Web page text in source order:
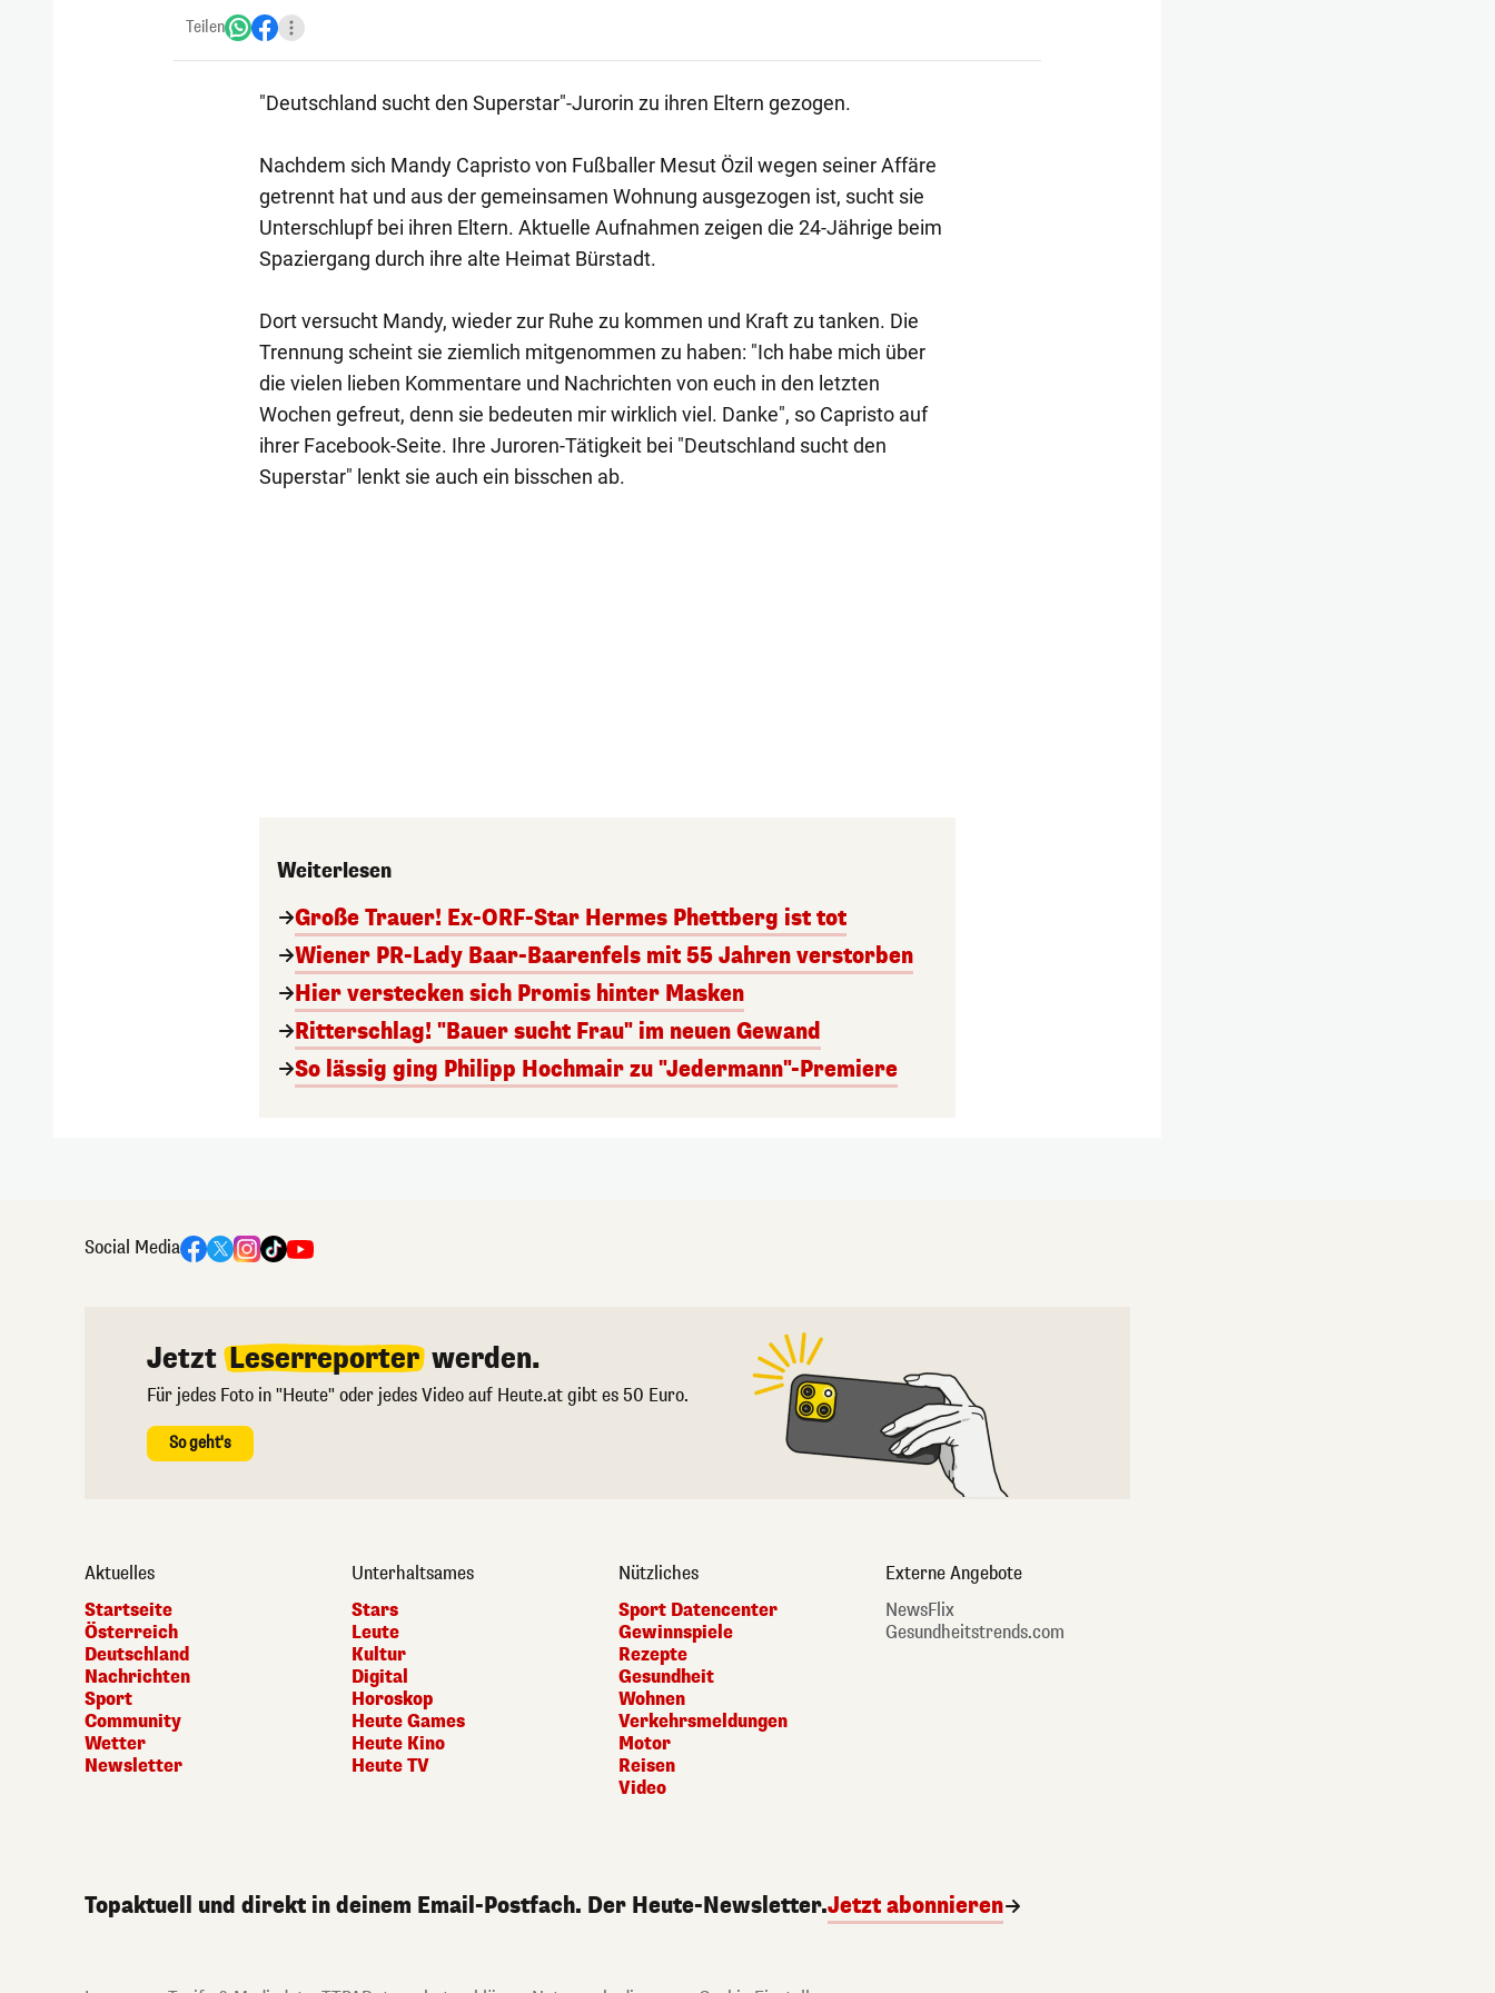
Teilen
"Deutschland sucht den Superstar"-Jurorin zu ihren Eltern gezogen.
Nachdem sich Mandy Capristo von Fußballer Mesut Özil wegen seiner Affäre
getrennt hat und aus der gemeinsamen Wohnung ausgezogen ist, sucht sie
Unterschlupf bei ihren Eltern. Aktuelle Aufnahmen zeigen die 24-Jährige beim
Spaziergang durch ihre alte Heimat Bürstadt.
Dort versucht Mandy, wieder zur Ruhe zu kommen und Kraft zu tanken. Die
Trennung scheint sie ziemlich mitgenommen zu haben: "Ich habe mich über
die vielen lieben Kommentare und Nachrichten von euch in den letzten
Wochen gefreut, denn sie bedeuten mir wirklich viel. Danke", so Capristo auf
ihrer Facebook-Seite. Ihre Juroren-Tätigkeit bei "Deutschland sucht den
Superstar" lenkt sie auch ein bisschen ab.
Weiterlesen
Große Trauer! Ex-ORF-Star Hermes Phettberg ist tot
Wiener PR-Lady Baar-Baarenfels mit 55 Jahren verstorben
Hier verstecken sich Promis hinter Masken
Ritterschlag! "Bauer sucht Frau" im neuen Gewand
So lässig ging Philipp Hochmair zu "Jedermann"-Premiere
Social Media
Jetzt Leserreporter werden.
Für jedes Foto in "Heute" oder jedes Video auf Heute.at gibt es 50 Euro.
So geht's
Aktuelles
Startseite
Österreich
Deutschland
Nachrichten
Sport
Community
Wetter
Newsletter
Unterhaltsames
Stars
Leute
Kultur
Digital
Horoskop
Heute Games
Heute Kino
Heute TV
Nützliches
Sport Datencenter
Gewinnspiele
Rezepte
Gesundheit
Wohnen
Verkehrsmeldungen
Motor
Reisen
Video
Externe Angebote
NewsFlix
Gesundheitstrends.com
Topaktuell und direkt in deinem Email-Postfach. Der Heute-Newsletter.Jetzt abonnieren